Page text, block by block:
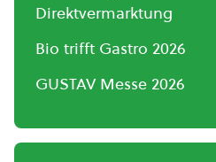
Direktvermarktung
Bio trifft Gastro 2026
GUSTAV Messe 2026